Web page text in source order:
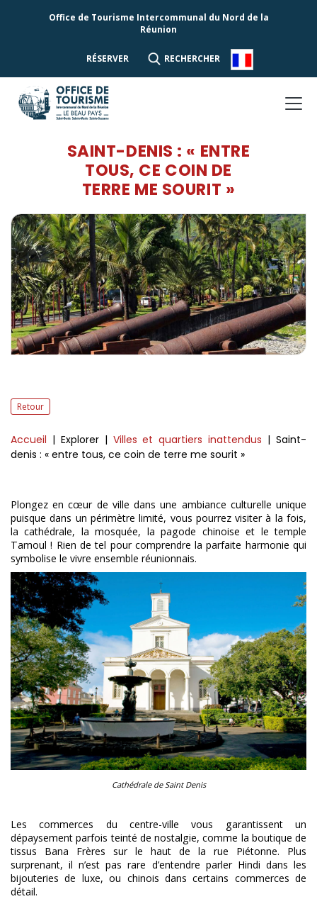
Office de Tourisme Intercommunal du Nord de la
Réunion
RÉSERVER RECHERCHER
SAINT-DENIS : « ENTRE
TOUS, CE COIN DE
TERRE ME SOURIT »
Retour
Accueil | Explorer | Villes et quartiers inattendus | Saint-
denis : « entre tous, ce coin de terre me sourit »
Plongez en cœur de ville dans une ambiance culturelle unique
puisque dans un périmètre limité, vous pourrez visiter à la fois,
la cathédrale, la mosquée, la pagode chinoise et le temple
Tamoul ! Rien de tel pour comprendre la parfaite harmonie qui
symbolise le vivre ensemble réunionnais.
Cathédrale de Saint Denis
Les commerces du centre-ville vous garantissent un
dépaysement parfois teinté de nostalgie, comme la boutique de
tissus Bana Frères sur le haut de la rue Piétonne. Plus
surprenant, il n’est pas rare d’entendre parler Hindi dans les
bijouteries de luxe, ou chinois dans certains commerces de
détail.